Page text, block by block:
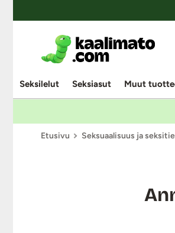
Seksilelut Seksiasut Muut
Etusivu Seksuaalisuus ja